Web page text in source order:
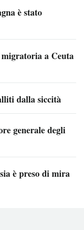
è stato
a Ceuta
dalla siccità
generale degli
è preso di mira